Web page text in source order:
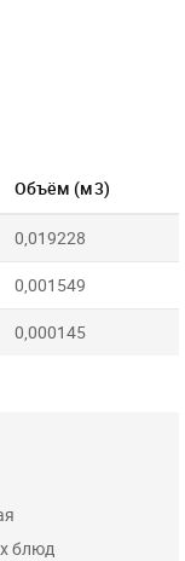
Объём (м3)
0,019228
0,001549
0,000145
блюд